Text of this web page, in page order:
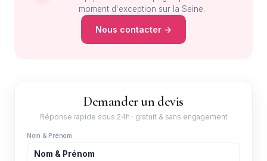
moment d'exception sur la Seine.
Nous contacter →
Demander un devis
Réponse rapide sous 24h · gratuit & sans engagement
Nom & Prénom